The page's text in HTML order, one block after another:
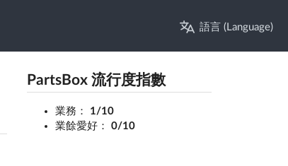
語言 (Language)
PartsBox 流行度指數
業務：
1/10
業餘愛好：
0/10